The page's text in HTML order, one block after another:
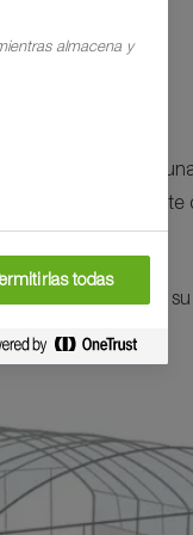
contiene
de forma
lo que permite
almacena y
todas